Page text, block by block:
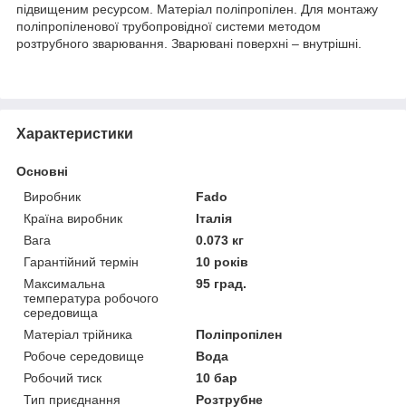
підвищеним ресурсом. Матеріал поліпропілен. Для монтажу
поліпропіленової трубопровідної системи методом
розтрубного зварювання. Зварювані поверхні – внутрішні.
Характеристики
Основні
Виробник
Fado
Країна виробник
Італія
Вага
0.073 кг
Гарантійний термін
10 років
Максимальна
температура робочого
середовища
95 град.
Матеріал трійника
Поліпропілен
Робоче середовище
Вода
Робочий тиск
10 бар
Тип приєднання
Розтрубне